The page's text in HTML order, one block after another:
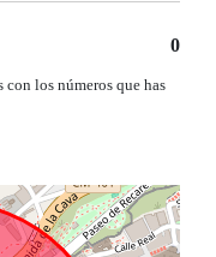
0
los números que has